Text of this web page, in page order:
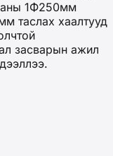
1Ф250мм
таслах хаалтууд
засварын ажил